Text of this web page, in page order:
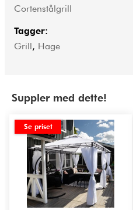
Cortenstålgrill
Tagger:
Grill, Hage
Suppler med dette!
Se priset